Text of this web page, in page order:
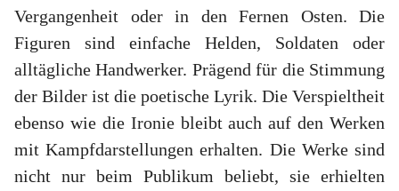
Vergangenheit oder in den Fernen Osten. Die
Figuren sind einfache Helden, Soldaten oder
alltägliche Handwerker. Prägend für die Stimmung
der Bilder ist die poetische Lyrik. Die Verspieltheit
ebenso wie die Ironie bleibt auch auf den Werken
mit Kampfdarstellungen erhalten. Die Werke sind
nicht nur beim Publikum beliebt, sie erhielten